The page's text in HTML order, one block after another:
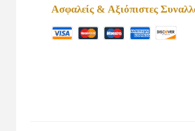
Ασφαλείς & Αξιόπιστες